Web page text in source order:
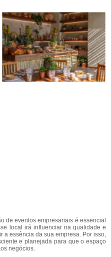
de eventos empresariais é essencial
local irá influenciar na qualidade e
a essência da sua empresa. Por isso,
e planejada para que o espaço
negócios.